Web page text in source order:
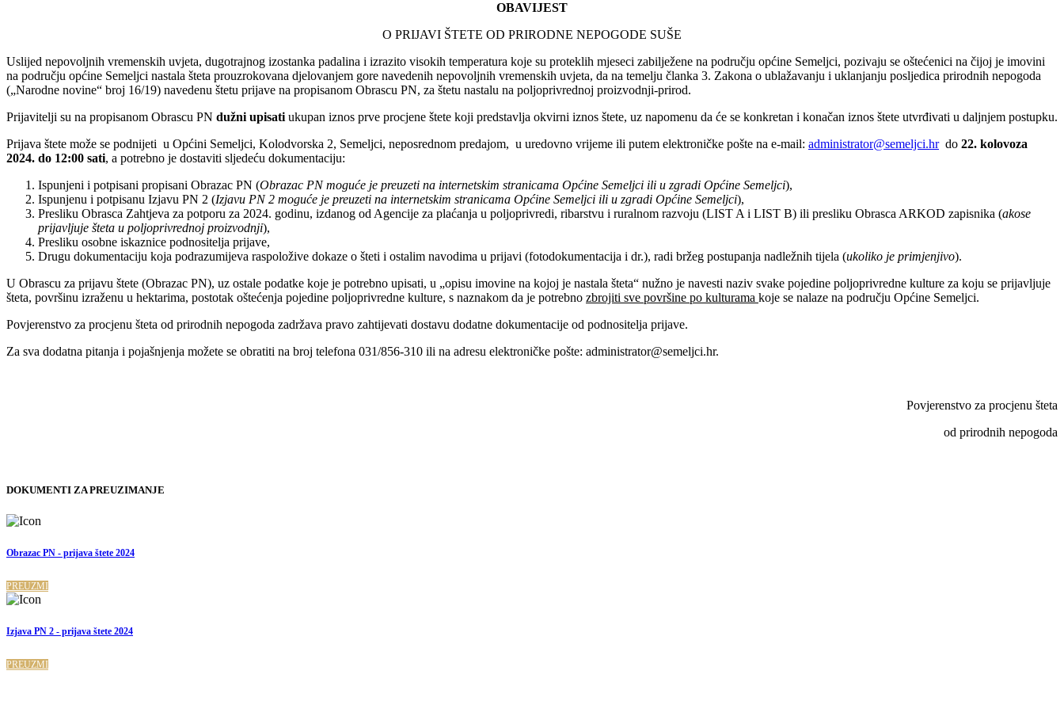
OBAVIJEST
O PRIJAVI ŠTETE OD PRIRODNE NEPOGODE SUŠE
Uslijed nepovoljnih vremenskih uvjeta, dugotrajnog izostanka padalina i izrazito visokih temperatura koje su proteklih mjeseci zabilježene na području općine Semeljci, pozivaju se oštećenici na čijoj je imovini
na području općine Semeljci nastala šteta prouzrokovana djelovanjem gore navedenih nepovoljnih vremenskih uvjeta, da na temelju članka 3. Zakona o ublažavanju i uklanjanju posljedica prirodnih nepogoda
(„Narodne novine“ broj 16/19) navedenu štetu prijave na propisanom Obrascu PN, za štetu nastalu na poljoprivrednoj proizvodnji-prirod.
Prijavitelji su na propisanom Obrascu PN dužni upisati ukupan iznos prve procjene štete koji predstavlja okvirni iznos štete, uz napomenu da će se konkretan i konačan iznos štete utvrđivati u daljnjem postupku.
Prijava štete može se podnijeti u Općini Semeljci, Kolodvorska 2, Semeljci, neposrednom predajom, u uredovno vrijeme ili putem elektroničke pošte na e-mail: administrator@semeljci.hrdo 22. kolovoza
2024. do 12:00 sati, a potrebno je dostaviti sljedeću dokumentaciju:
Ispunjeni i potpisani propisani Obrazac PN (Obrazac PN moguće je preuzeti na internetskim stranicama Općine Semeljci ili u zgradi Općine Semeljci),
Ispunjenu i potpisanu Izjavu PN 2 (Izjavu PN 2 moguće je preuzeti na internetskim stranicama Općine Semeljci ili u zgradi Općine Semeljci),
Presliku Obrasca Zahtjeva za potporu za 2024. godinu, izdanog od Agencije za plaćanja u poljoprivredi, ribarstvu i ruralnom razvoju (LIST A i LIST B) ili presliku Obrasca ARKOD zapisnika (akose
prijavljuje šteta u poljoprivrednoj proizvodnji),
Presliku osobne iskaznice podnositelja prijave,
Drugu dokumentaciju koja podrazumijeva raspoložive dokaze o šteti i ostalim navodima u prijavi (fotodokumentacija i dr.), radi bržeg postupanja nadležnih tijela (ukoliko je primjenjivo).
U Obrascu za prijavu štete (Obrazac PN), uz ostale podatke koje je potrebno upisati, u „opisu imovine na kojoj je nastala šteta“ nužno je navesti naziv svake pojedine poljoprivredne kulture za koju se prijavljuje
šteta, površinu izraženu u hektarima, postotak oštećenja pojedine poljoprivredne kulture, s naznakom da je potrebno zbrojiti sve površine po kulturama koje se nalaze na području Općine Semeljci.
Povjerenstvo za procjenu šteta od prirodnih nepogoda zadržava pravo zahtijevati dostavu dodatne dokumentacije od podnositelja prijave.
Za sva dodatna pitanja i pojašnjenja možete se obratiti na broj telefona 031/856-310 ili na adresu elektroničke pošte: administrator@semeljci.hr.
Povjerenstvo za procjenu šteta
od prirodnih nepogoda
DOKUMENTI ZA PREUZIMANJE
Obrazac PN - prijava štete 2024
PREUZMI
Izjava PN 2 - prijava štete 2024
PREUZMI